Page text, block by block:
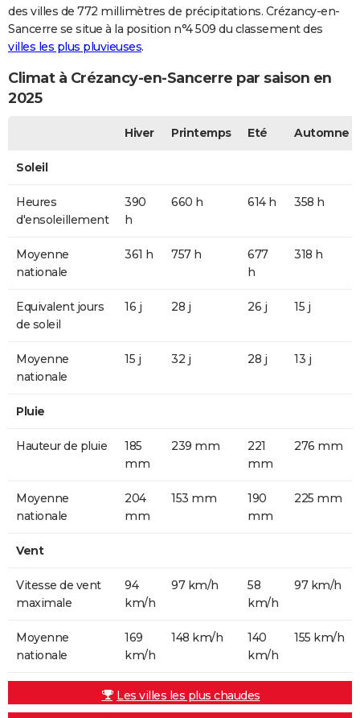
des villes de 772 millimètres de précipitations. Crézancy-en-
Sancerre se situe à la position n°4 509 du classement des
villes les plus pluvieuses.
Climat à Crézancy-en-Sancerre par saison en
2025
Hiver Printemps Eté Automne
Soleil
Heures
d'ensoleillement
390
h
660 h 614 h 358 h
Moyenne
nationale
361 h 757 h
677
h
318 h
Equivalent jours
de soleil
16 j 28 j 26 j 15 j
Moyenne
nationale
15 j 32 j 28 j 13 j
Pluie
Hauteur de pluie
185
mm
239 mm
221
mm
276 mm
Moyenne
nationale
204
mm
153 mm
190
mm
225 mm
Vent
Vitesse de vent
maximale
94
km/h
97 km/h
58
km/h
97 km/h
Moyenne
nationale
169
km/h
148 km/h
140
km/h
155 km/h
Les villes les plus chaudes